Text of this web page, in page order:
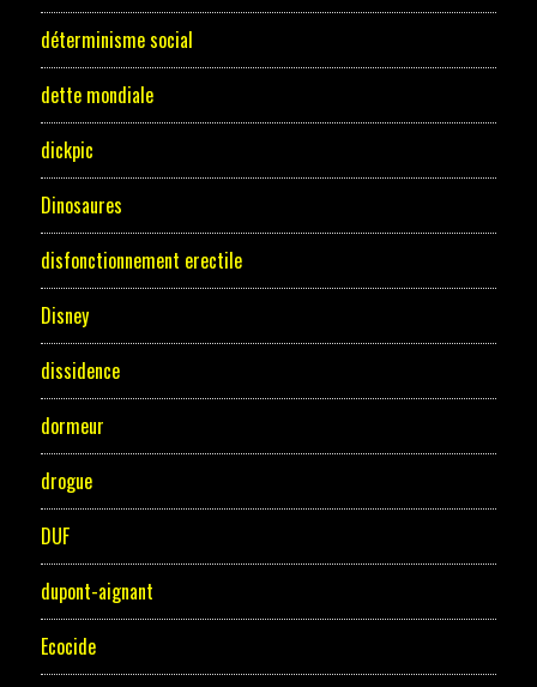
déterminisme social
dette mondiale
dickpic
Dinosaures
disfonctionnement erectile
Disney
dissidence
dormeur
drogue
DUF
dupont-aignant
Ecocide